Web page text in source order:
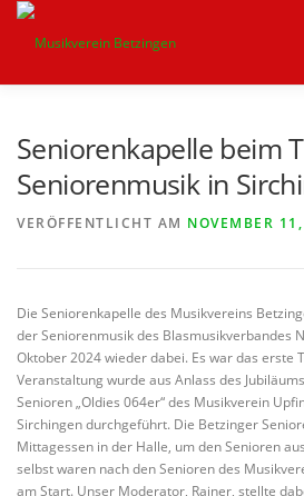
Zum
springen
Seniorenkapelle beim
Seniorenmusik in
VERÖFFENTLICHT AM NOVEMBER
Die Seniorenkapelle des Musikvereins
der Seniorenmusik des Blasmusikverbandes
Oktober 2024 wieder dabei. Es war das erste
Veranstaltung wurde aus Anlass des
Senioren „Oldies 064er“ des Musikverein
Sirchingen durchgeführt. Die Betzinger
Mittagessen in der Halle, um den Senioren
selbst waren nach den Senioren des
am Start. Unser Moderator, Rainer, stellte